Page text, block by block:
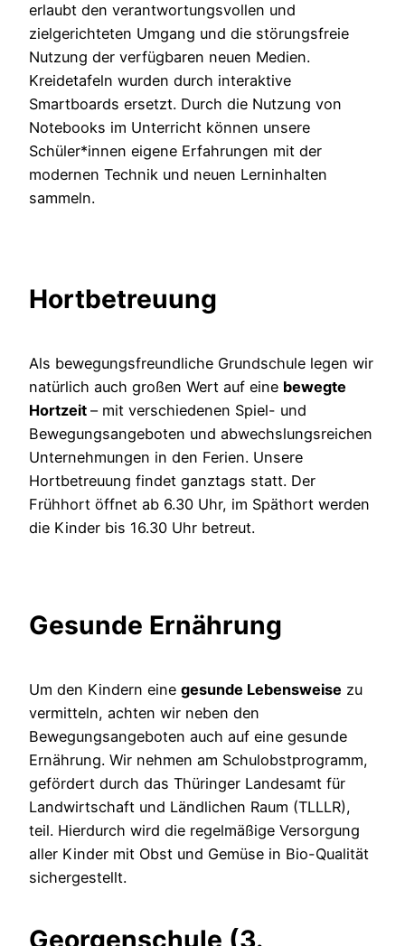
erlaubt den verantwortungsvollen und
zielgerichteten Umgang und die störungsfreie
Nutzung der verfügbaren neuen Medien.
Kreidetafeln wurden durch interaktive
Smartboards ersetzt. Durch die Nutzung von
Notebooks im Unterricht können unsere
Schüler*innen eigene Erfahrungen mit der
modernen Technik und neuen Lerninhalten
sammeln.
Hortbetreuung
Als bewegungsfreundliche Grundschule legen wir
natürlich auch großen Wert auf eine bewegte
Hortzeit – mit verschiedenen Spiel- und
Bewegungsangeboten und abwechslungsreichen
Unternehmungen in den Ferien. Unsere
Hortbetreuung findet ganztags statt. Der
Frühhort öffnet ab 6.30 Uhr, im Späthort werden
die Kinder bis 16.30 Uhr betreut.
Gesunde Ernährung
Um den Kindern eine gesunde Lebensweise zu
vermitteln, achten wir neben den
Bewegungsangeboten auch auf eine gesunde
Ernährung. Wir nehmen am Schulobstprogramm,
gefördert durch das Thüringer Landesamt für
Landwirtschaft und Ländlichen Raum (TLLLR),
teil. Hierdurch wird die regelmäßige Versorgung
aller Kinder mit Obst und Gemüse in Bio-Qualität
sichergestellt.